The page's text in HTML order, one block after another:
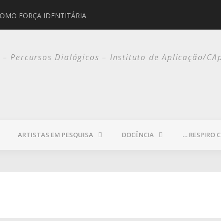
FORÇA IDENTITÁRIA
Percursos Dialógicos – Instituto de Aplicação/
ARTISTAS EM PESQUISA DOCÊNCIA … RESPIRO